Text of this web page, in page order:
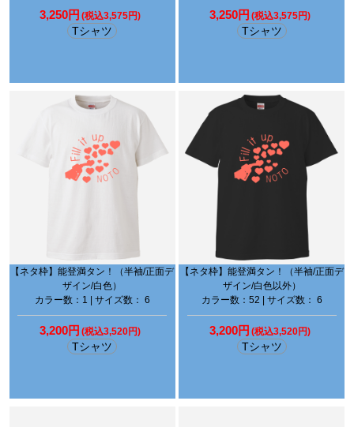
3,250円 (税込3,575円)
Tシャツ
3,250円 (税込3,575円)
Tシャツ
【ネタ枠】能登満タン！（半袖/正面デ
ザイン/白色）
カラー数：1 | サイズ数： 6
3,200円 (税込3,520円)
Tシャツ
【ネタ枠】能登満タン！（半袖/正面デ
ザイン/白色以外）
カラー数：52 | サイズ数： 6
3,200円 (税込3,520円)
Tシャツ